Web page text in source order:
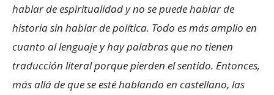
hablar de espiritualidad y no se puede hablar de
historia sin hablar de política. Todo es más amplio en
cuanto al lenguaje y hay palabras que no tienen
traducción literal porque pierden el sentido. Entonces,
más allá de que se esté hablando en castellano, las